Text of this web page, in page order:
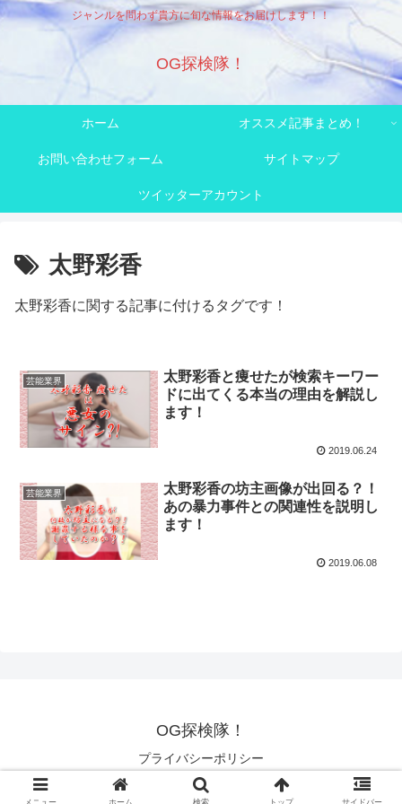
ジャンルを問わず貴方に旬な情報をお届けします！！
OG探検隊！
ホーム オススメ記事まとめ！
お問い合わせフォーム サイトマップ
ツイッターアカウント
太野彩香
太野彩香に関する記事に付けるタグです！
芸能業界
太野彩香と痩せたが検索キーワー
ドに出てくる本当の理由を解説し
ます！
2019.06.24
芸能業界
太野彩香の坊主画像が出回る？！
あの暴力事件との関連性を説明し
ます！
2019.06.08
OG探検隊！
プライバシーポリシー
© 2018 OG探検隊！.
メニュー ホーム 検索 トップ サイドバー